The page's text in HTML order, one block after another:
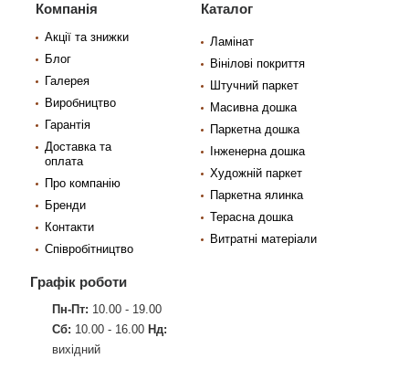
Компанія
Акції та знижки
Блог
Галерея
Виробництво
Гарантія
Доставка та
оплата
Про компанію
Бренди
Контакти
Співробітництво
Каталог
Ламінат
Вінілові покриття
Штучний паркет
Масивна дошка
Паркетна дошка
Інженерна дошка
Художній паркет
Паркетна ялинка
Терасна дошка
Витратні матеріали
Графік роботи
Пн-Пт: 10.00 - 19.00
Сб: 10.00 - 16.00 Нд:
вихідний